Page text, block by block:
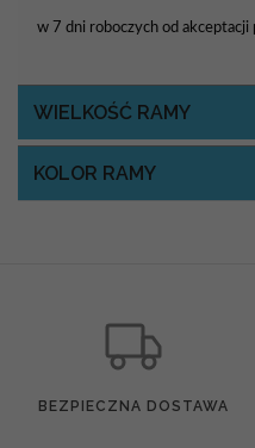
w 7 dni roboczych od
WIELKOŚĆ RAMY
KOLOR RAMY
BEZPIECZNA DOSTAWA